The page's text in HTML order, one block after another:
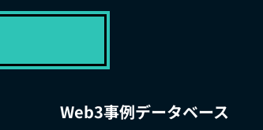
Web3事例データベース